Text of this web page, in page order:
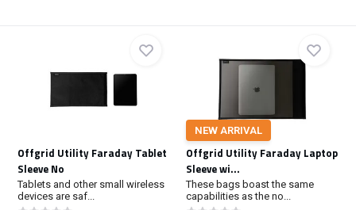
Offgrid Utility Faraday Tablet
Sleeve No
Tablets and other small wireless
devices are saf...
NEW ARRIVAL
Offgrid Utility Faraday Laptop
Sleeve wi...
These bags boast the same
capabilities as the no...